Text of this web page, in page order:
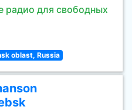
радио для свободных
oblast, Russia